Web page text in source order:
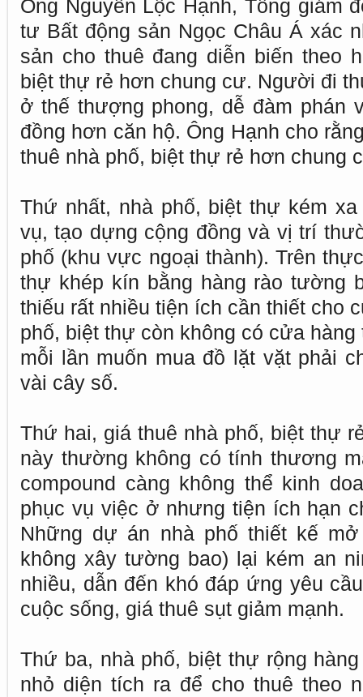
Ông Nguyễn Lộc Hạnh, Tổng giám
tư Bất động sản Ngọc Châu Á xác
sản cho thuê đang diễn biến theo
biệt thự rẻ hơn chung cư. Người đi
ở thế thượng phong, dễ đàm phán
đồng hơn căn hộ. Ông Hạnh cho
thuê nhà phố, biệt thự rẻ hơn chung
Thứ nhất, nhà phố, biệt thự kém
vụ, tạo dựng cộng đồng và vị trí
phố (khu vực ngoại thành). Trên
thự khép kín bằng hàng rào tường
thiếu rất nhiều tiện ích cần thiết cho
phố, biệt thự còn không có cửa
mỗi lần muốn mua đồ lặt vặt phải
vài cây số.
Thứ hai, giá thuê nhà phố, biệt thự
này thường không có tính thương
compound càng không thể kinh
phục vụ việc ở nhưng tiện ích hạn
Những dự án nhà phố thiết kế
không xây tường bao) lại kém an
nhiều, dẫn đến khó đáp ứng yêu
cuộc sống, giá thuê sụt giảm mạnh.
Thứ ba, nhà phố, biệt thự rộng
nhỏ diện tích ra để cho thuê theo